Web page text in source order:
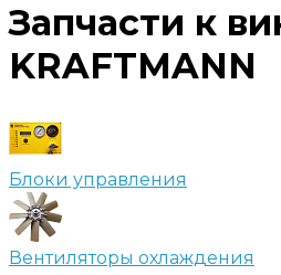
Запчасти к
KRAFTMANN
Блоки управления
Вентиляторы охлаждения